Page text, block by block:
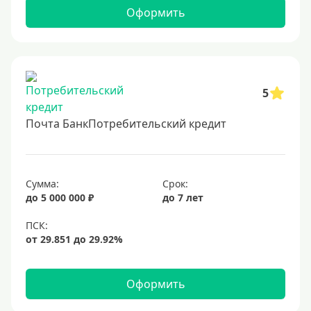
2500000 руб
3500000 руб
4 миллиона
4500000 руб
5500000 руб
6 млн
6500000 руб
7 миллионов
8 миллионов
9000000 руб
Оформить
5
Почта БанкПотребительский кредит
Сумма:
до 5 000 000 ₽
Срок:
до 7 лет
Оформить